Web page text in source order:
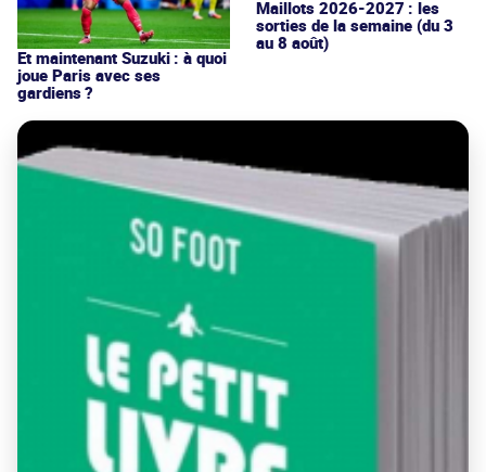
Et maintenant Suzuki : à quoi
joue Paris avec ses
gardiens ?
Maillots 2026-2027 : les
sorties de la semaine (du 3
au 8 août)